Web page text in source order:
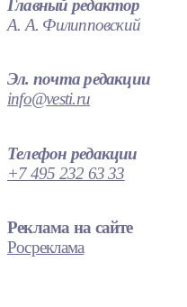
Главный редактор
А. А. Филипповский
Эл. почта редакции
info@vesti.ru
Телефон редакции
+7 495 232 63 33
Реклама на сайте
Росреклама